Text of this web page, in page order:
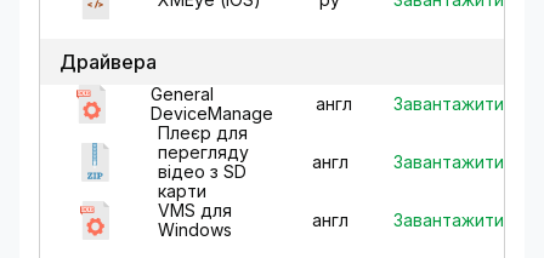
Драйвера
General
DeviceManage
англ
Завантажити
Плеєр для
перегляду
відео з SD
карти
англ Завантажити
VMS для
Windows
англ Завантажити